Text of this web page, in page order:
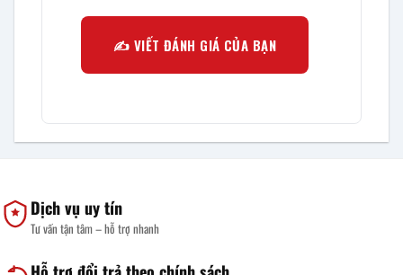
✍️ VIẾT ĐÁNH GIÁ CỦA BẠN
Dịch vụ uy tín
Tư vấn tận tâm – hỗ trợ nhanh